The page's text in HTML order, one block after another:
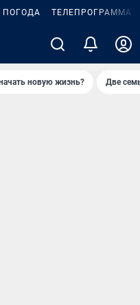
ПОГОДА ТЕЛЕПРОГРАММА
новую жизнь? Две